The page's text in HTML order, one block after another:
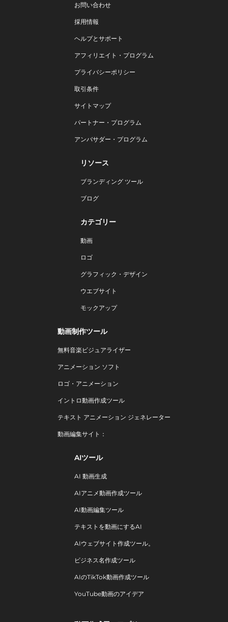
お問い合わせ
採用情報
ヘルプとサポート
アフィリエイト・プログラム
プライバシーポリシー
取引条件
サイトマップ
パートナー・プログラム
アンバサダー・プログラム
リソース
ブランディング ツール
ブログ
カテゴリー
動画
ロゴ
グラフィック・デザイン
ウエブサイト
モックアップ
動画制作ツール
無料音楽ビジュアライザー
アニメーション ソフト
ロゴ・アニメーション
イントロ動画作成ツール
テキスト アニメーション ジェネレーター
動画編集サイト：
AIツール
AI 動画生成
AIアニメ動画作成ツール
AI動画編集ツール
テキストを動画にするAI
AIウェブサイト作成ツール。
ビジネス名作成ツール
AIのTikTok動画作成ツール
YouTube動画のアイデア